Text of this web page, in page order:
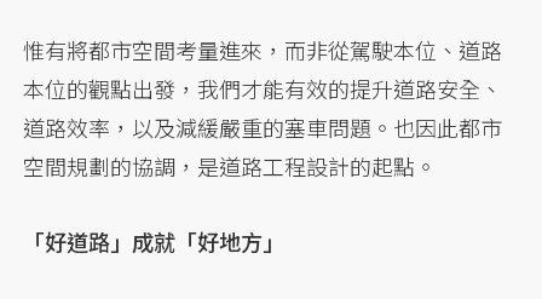
惟有將都市空間考量進來，而非從駕駛本位、道路
本位的觀點出發，我們才能有效的提升道路安全、
道路效率，以及減緩嚴重的塞車問題。也因此都市
空間規劃的協調，是道路工程設計的起點。
「好道路」成就「好地方」